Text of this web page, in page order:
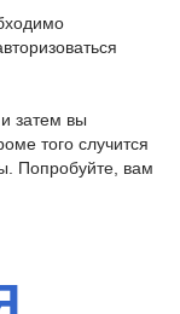
затем вы
того случится
Попробуйте, вам